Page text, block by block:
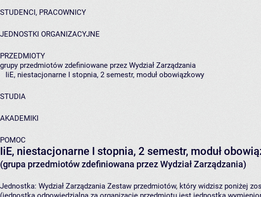
STUDENCI, PRACOWNICY
JEDNOSTKI ORGANIZACYJNE
PRZEDMIOTY
grupy przedmiotów zdefiniowane przez Wydział Zarządzania
IiE, niestacjonarne I stopnia, 2 semestr, moduł obowiązkowy
STUDIA
AKADEMIKI
POMOC
IiE, niestacjonarne I stopnia, 2 semestr, moduł
(grupa przedmiotów zdefiniowana przez Wydział Zarządzania)
Jednostka: Wydział Zarządzania Zestaw przedmiotów, który widzisz poniżej